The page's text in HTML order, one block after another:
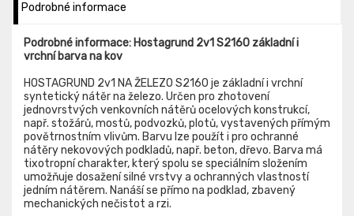
Podrobné informace
Podrobné informace: Hostagrund 2v1 S2160 základní i
vrchní barva na kov
HOSTAGRUND 2v1 NA ŽELEZO S2160 je základní i vrchní
syntetický nátěr na železo. Určen pro zhotovení
jednovrstvých venkovních nátěrů ocelových konstrukcí,
např. stožárů, mostů, podvozků, plotů, vystavených přímým
povětrnostním vlivům. Barvu lze použít i pro ochranné
nátěry nekovových podkladů, např. beton, dřevo. Barva má
tixotropní charakter, který spolu se speciálním složením
umožňuje dosažení silné vrstvy a ochranných vlastností
jedním nátěrem. Nanáší se přímo na podklad, zbavený
mechanických nečistot a rzi.